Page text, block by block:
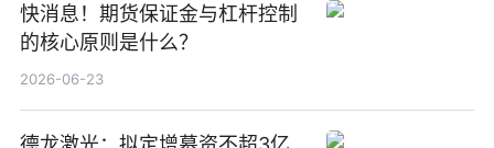
快消息！期货保证金与杠杆控制
的核心原则是什么？
2026-06-23